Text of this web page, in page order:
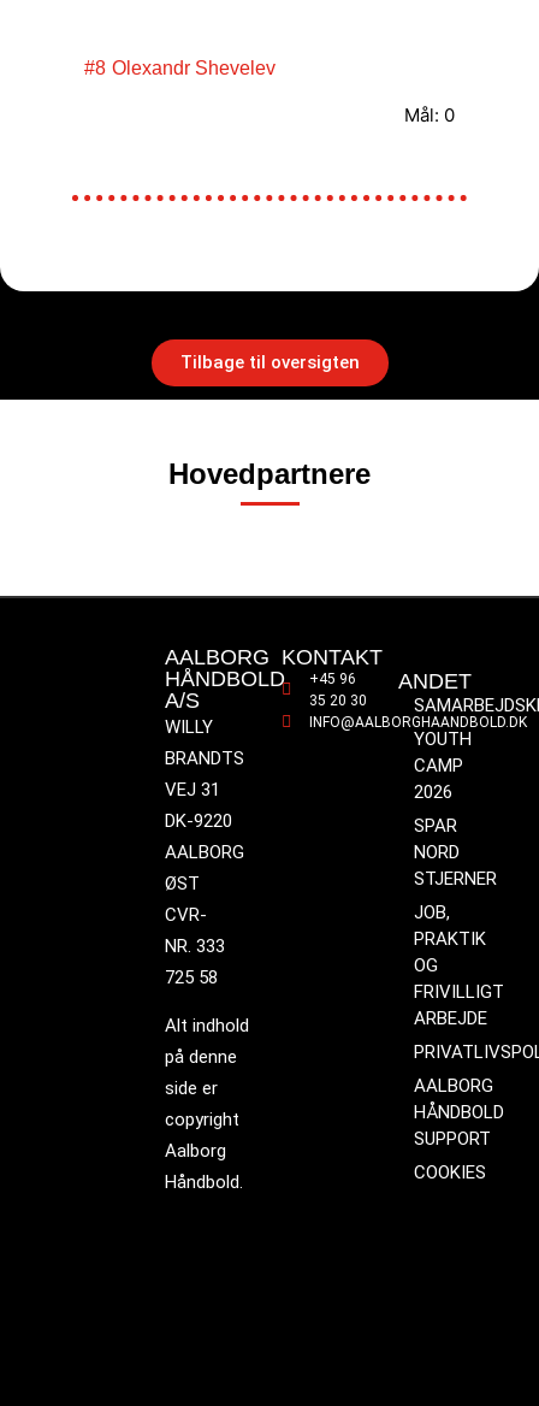
#8 Olexandr Shevelev
Mål: 0
Tilbage til oversigten
Hovedpartnere
AALBORG
HÅNDBOLD
A/S
WILLY
BRANDTS
VEJ 31
DK-9220
AALBORG
ØST
CVR-
NR. 333
725 58
Alt indhold
på denne
side er
copyright
Aalborg
Håndbold.
KONTAKT
+45 96
35 20 30
INFO@AALBORGHAANDBOLD.DK
ANDET
YOUTH
CAMP
2026
SPAR
NORD
STJERNER
JOB,
PRAKTIK
OG
FRIVILLIGT
ARBEJDE
AALBORG
HÅNDBOLD
SUPPORT
COOKIES